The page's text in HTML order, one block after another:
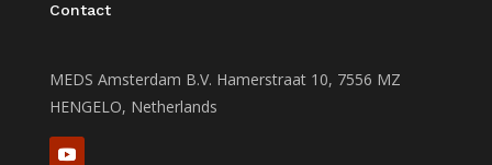
Contact
MEDS Amsterdam B.V. Hamerstraat 10, 7556 MZ
HENGELO, Netherlands